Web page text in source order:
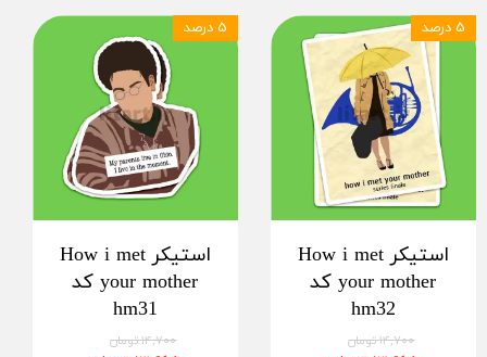
استیکر How i met
your mother کد
hm32
۱۴,۷۰۰ تومان
۵ درصد
استیکر How i met
your mother کد
hm31
۱۴,۷۰۰ تومان
۵ درصد